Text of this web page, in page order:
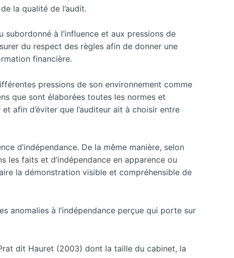
la qualité de l’audit.
subordonné à l’influence et aux pressions de
du respect des règles afin de donner une
financière.
pressions de son environnement comme
que sont élaborées toutes les normes et
afin d’éviter que l’auditeur ait à choisir entre
d’indépendance. De la même manière, selon
les faits et d’indépendance en apparence ou
la démonstration visible et compréhensible de
anomalies à l’indépendance perçue qui porte sur
dit Hauret (2003) dont la taille du cabinet, la